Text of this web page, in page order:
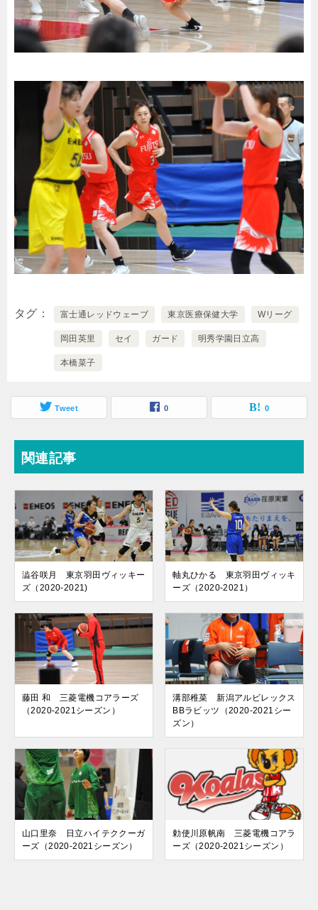
タグ 富士通レッドウェーブ 東京医療保健大学 Wリーグ
岡田英里 セイ ガード 明秀学園日立高
本橋菜子
Tweet 0 0
関連記事
澁谷咲月 東京羽田ヴィッキー
ズ（2020-2021)
軸丸ひかる 東京羽田ヴィッキ
ーズ（2020-2021）
藤田 和 三菱電機コアラーズ
（2020-2021シーズン）
溝部稚菜 新潟アルビレックス
BBラビッツ（2020-2021シー
ズン）
山口里奈 日立ハイテククーガ
ーズ（2020-2021シーズン）
勅使川原帆南 三菱電機コアラ
ーズ（2020-2021シーズン）